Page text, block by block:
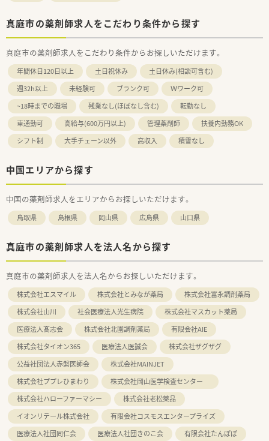
真庭市の薬剤師求人をこだわり条件から探す
真庭市の薬剤師求人をこだわり条件からお探しいただけます。
年間休日120日以上 土日祝休み
土日休み(相談可含む)
週32h以上
未経験可 ブランク可
Ｗワーク可
~18時までの職場
残業なし(ほぼなし含む)
転勤なし
車通勤可
高給与(600万円以上) 管理薬剤師
扶養内勤務OK
シフト制
大手チェーン以外 高収入 積雪なし
中国エリアから探す
中国の薬剤師求人をエリアからお探しいただけます。
鳥取県 島根県 岡山県 広島県 山口県
真庭市の薬剤師求人を法人名から探す
真庭市の薬剤師求人を法人名からお探しいただけます。
株式会社エスマイル 株式会社とみなが薬局
株式会社富永調剤薬局
株式会社山川
社会医療法人光生病院
株式会社マスカット薬局
医療法人髙志会
株式会社北園調剤薬局
有限会社AIE
株式会社タイオン365
医療法人医誠会
株式会社ザグザグ
公益社団法人赤磐医師会
株式会社MAINJET
株式会社ププレひまわり
株式会社岡山医学検査センター
株式会社ハローファーマシー
株式会社老松薬品
イオンリテール株式会社
有限会社コスモスエンタープライズ
医療法人社団同仁会
医療法人社団きのこ会
有限会社たんぽぽ